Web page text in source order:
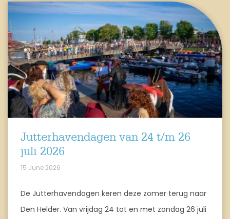
Jutterhavendagen van 24 t/m 26
juli 2026
15 June 2026
De Jutterhavendagen keren deze zomer terug naar
Den Helder. Van vrijdag 24 tot en met zondag 26 juli